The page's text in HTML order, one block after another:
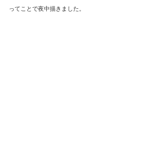
ってことで夜中描きました。